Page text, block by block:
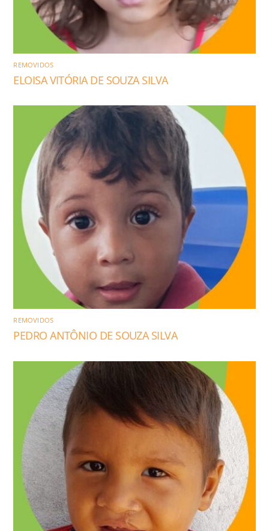
REMOVIDOS
ELOISA VITÓRIA DE SOUZA SILVA
REMOVIDOS
PEDRO ANTÔNIO DE SOUZA SILVA